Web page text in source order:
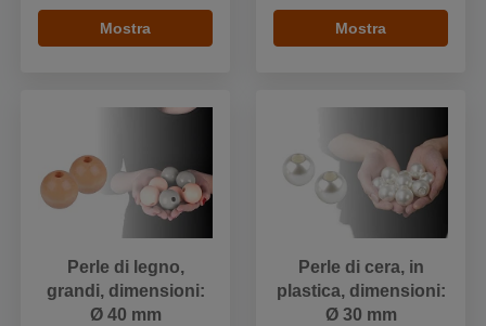
Mostra Mostra
Perle di legno,
grandi, dimensioni:
Ø 40 mm
Perle di cera, in
plastica, dimensioni:
Ø 30 mm